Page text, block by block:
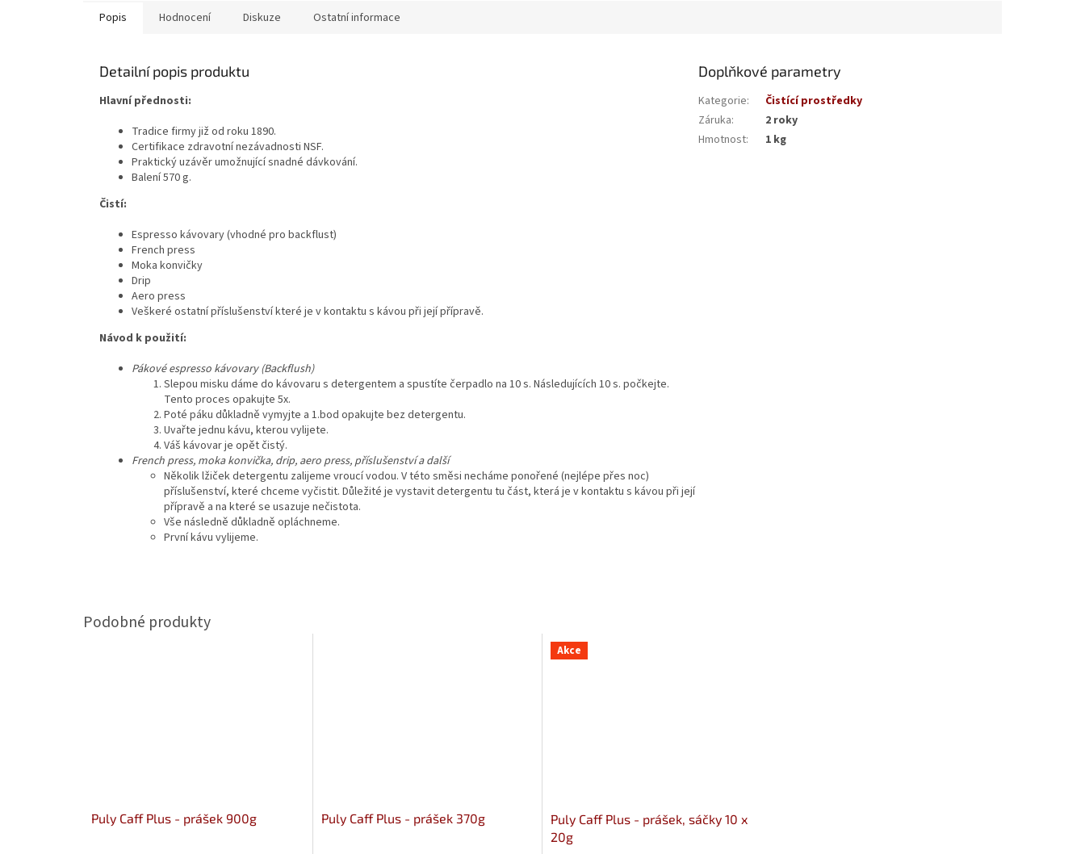
Popis Hodnocení Diskuze Ostatní informace
Detailní popis produktu
Hlavní přednosti:
Tradice firmy již od roku 1890.
Certifikace zdravotní nezávadnosti NSF.
Praktický uzávěr umožnující snadné dávkování.
Balení 570 g.
Čistí:
Espresso kávovary (vhodné pro backflust)
French press
Moka konvičky
Drip
Aero press
Veškeré ostatní příslušenství které je v kontaktu s kávou při její přípravě.
Návod k použití:
Pákové espresso kávovary (Backflush)
Slepou misku dáme do kávovaru s detergentem a spustíte čerpadlo na 10 s. Následujících 10 s. počkejte.
Tento proces opakujte 5x.
Poté páku důkladně vymyjte a 1.bod opakujte bez detergentu.
Uvařte jednu kávu, kterou vylijete.
Váš kávovar je opět čistý.
French press, moka konvička, drip, aero press, příslušenství a další
Několik lžiček detergentu zalijeme vroucí vodou. V této směsi necháme ponořené (nejlépe přes noc)
příslušenství, které chceme vyčistit. Důležité je vystavit detergentu tu část, která je v kontaktu s kávou při její
přípravě a na které se usazuje nečistota.
Vše následně důkladně opláchneme.
První kávu vylijeme.
Doplňkové parametry
Kategorie:
Čistící prostředky
Záruka:
2 roky
Hmotnost: 1 kg
Puly Caff Plus - prášek 900g Puly Caff Plus - prášek 370g
Akce
Puly Caff Plus - prášek, sáčky 10 x
20g